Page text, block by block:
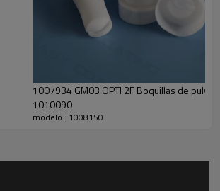
1007934 GM03 OPTI 2F Boquillas de
1010090
modelo : 1008150